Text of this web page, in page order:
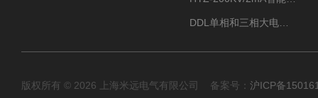
版权所有 © 2026 上海米远电气有限公司 备案号： 沪ICP备